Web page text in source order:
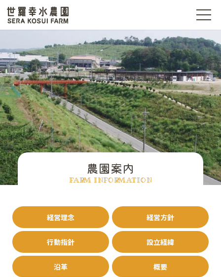
世羅幸水農園
農園案内
FARM INFORMATION
経営理念 経営方針
行動指針 設立経緯
沿革 概要
t
o
l
e
n
a
v
i
g
a
t
i
o
n